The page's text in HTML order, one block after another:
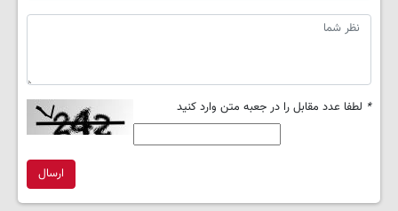
* لطفا عدد مقابل را در جعبه متن وارد کنید
ارسال